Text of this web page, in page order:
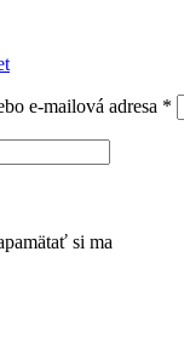
e-mailová adresa *
si ma